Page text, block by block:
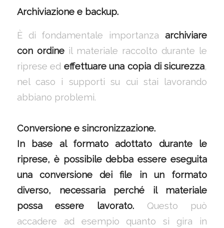
Archiviazione e backup.
È di fondamentale importanzaarchiviare
con ordineil materiale raccolto durante le
riprese ed effettuare una copia di sicurezza,
nel caso i supporti su cui stai lavorando
abbiano problemi.
Conversione e sincronizzazione.
In base al formato adottato durante le
riprese, è possibile debba essere eseguita
una conversione dei file in un formato
diverso, necessaria perché il materiale
possa essere lavorato. Questo può
accadere ad esempio quanto si gira in